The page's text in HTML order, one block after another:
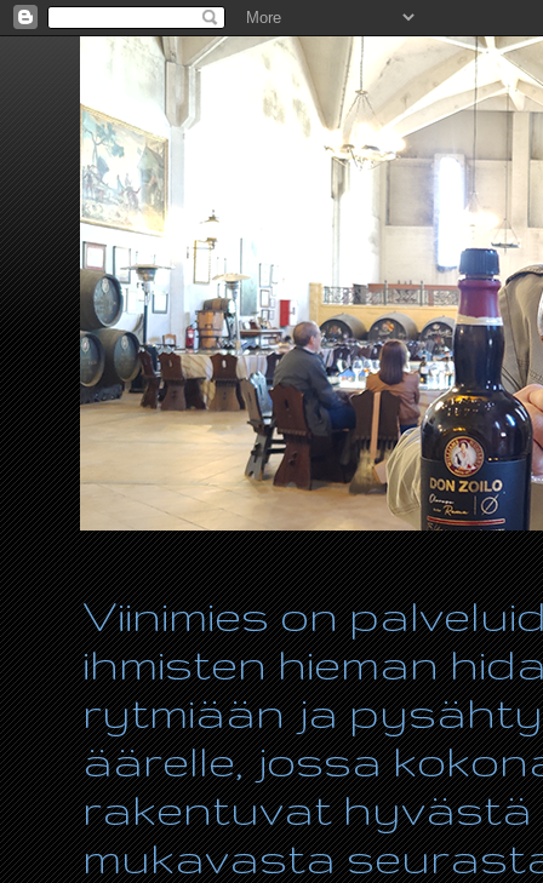
Viinimies on
ihmisten hieman
rytmiään ja
äärelle, jossa
rakentuvat hyvästä
mukavasta